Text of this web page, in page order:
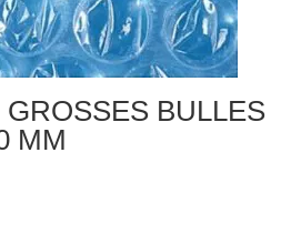
BULLES
MM